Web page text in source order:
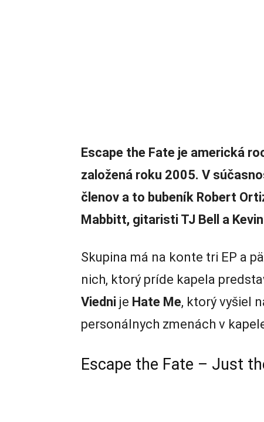
Escape the Fate je americká
založená roku 2005. V
členov a to bubeník Robert
Mabbitt, gitaristi TJ Bell a
Skupina má na konte tri EP a
nich, ktorý príde kapela
Viedni je Hate Me, ktorý vyšiel
personálnych zmenách v
Escape the Fate – Just